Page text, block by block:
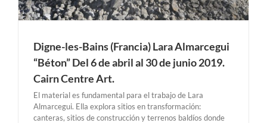
Digne-les-Bains (Francia) Lara Almarcegui
“Béton” Del 6 de abril al 30 de junio 2019.
Cairn Centre Art.
El material es fundamental para el trabajo de Lara
Almarcegui. Ella explora sitios en transformación:
canteras, sitios de construcción y terrenos baldíos donde